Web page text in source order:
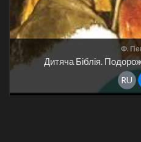
Ф.
Дитяча Біблія.
RU